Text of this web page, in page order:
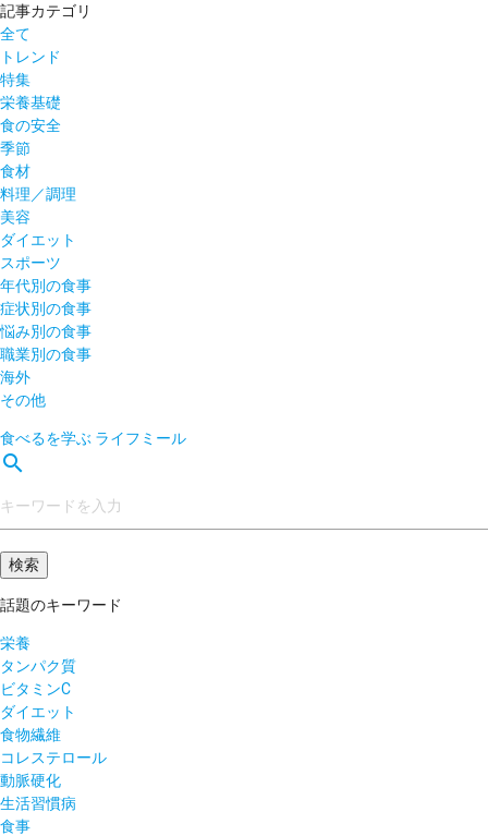
記事カテゴリ
全て
トレンド
特集
栄養基礎
食の安全
季節
食材
料理／調理
美容
ダイエット
スポーツ
年代別の食事
症状別の食事
悩み別の食事
職業別の食事
海外
その他
食べるを学ぶ ライフミール
search
話題のキーワード
栄養
タンパク質
ビタミンC
ダイエット
食物繊維
コレステロール
動脈硬化
生活習慣病
食事